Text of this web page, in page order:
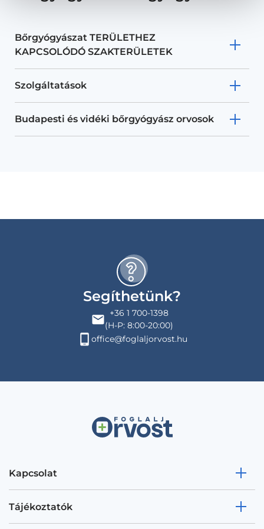
Bőrgyógyászat TERÜLETHEZ
KAPCSOLÓDÓ SZAKTERÜLETEK
Szolgáltatások
Budapesti és vidéki bőrgyógyász orvosok
Segíthetünk?
+36 1 700-1398
(H-P: 8:00-20:00)
office@foglaljorvost.hu
Kapcsolat
Tájékoztatók